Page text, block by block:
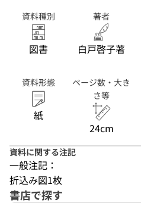
資料種別
図書
著者
白戸啓子著
資料形態
紙
ページ数・大き
さ等
24cm
資料に関する注記
一般注記：
折込み図1枚
書店で探す